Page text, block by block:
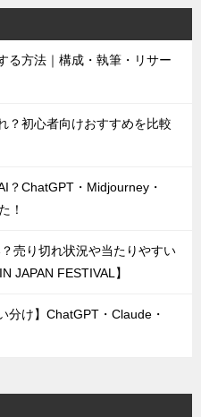
る方法｜構成・執筆・リサー
？初心者向けおすすめを比較
？ChatGPT・Midjourney・
！
売り切れ状況や当たりやすい
JAPAN FESTIVAL】
分け】ChatGPT・Claude・